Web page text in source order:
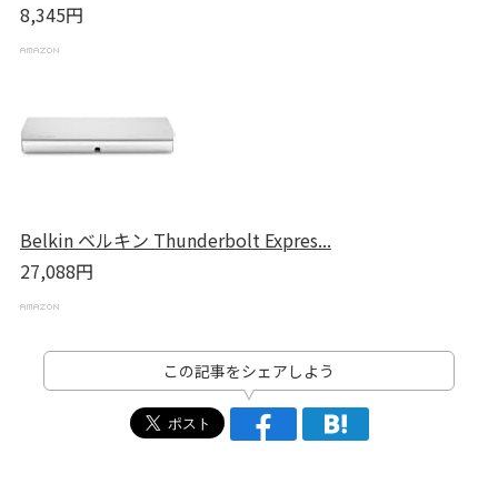
8,345円
Belkin ベルキン Thunderbolt Expres...
27,088円
この記事をシェアしよう